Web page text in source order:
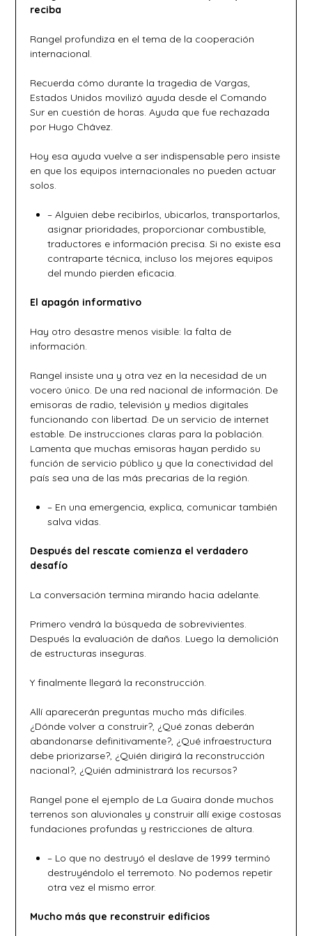
reciba
Rangel profundiza en el tema de la cooperación
internacional.
Recuerda cómo durante la tragedia de Vargas,
Estados Unidos movilizó ayuda desde el Comando
Sur en cuestión de horas. Ayuda que fue rechazada
por Hugo Chávez.
Hoy esa ayuda vuelve a ser indispensable pero insiste
en que los equipos internacionales no pueden actuar
solos.
– Alguien debe recibirlos, ubicarlos, transportarlos,
asignar prioridades, proporcionar combustible,
traductores e información precisa. Si no existe esa
contraparte técnica, incluso los mejores equipos
del mundo pierden eficacia.
El apagón informativo
Hay otro desastre menos visible: la falta de
información.
Rangel insiste una y otra vez en la necesidad de un
vocero único. De una red nacional de información. De
emisoras de radio, televisión y medios digitales
funcionando con libertad. De un servicio de internet
estable. De instrucciones claras para la población.
Lamenta que muchas emisoras hayan perdido su
función de servicio público y que la conectividad del
país sea una de las más precarias de la región.
– En una emergencia, explica, comunicar también
salva vidas.
Después del rescate comienza el verdadero
desafío
La conversación termina mirando hacia adelante.
Primero vendrá la búsqueda de sobrevivientes.
Después la evaluación de daños. Luego la demolición
de estructuras inseguras.
Y finalmente llegará la reconstrucción.
Allí aparecerán preguntas mucho más difíciles.
¿Dónde volver a construir?, ¿Qué zonas deberán
abandonarse definitivamente?, ¿Qué infraestructura
debe priorizarse?, ¿Quién dirigirá la reconstrucción
nacional?, ¿Quién administrará los recursos?
Rangel pone el ejemplo de La Guaira donde muchos
terrenos son aluvionales y construir allí exige costosas
fundaciones profundas y restricciones de altura.
– Lo que no destruyó el deslave de 1999 terminó
destruyéndolo el terremoto. No podemos repetir
otra vez el mismo error.
Mucho más que reconstruir edificios